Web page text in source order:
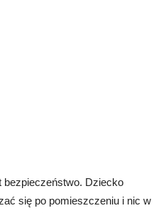
bezpieczeństwo. Dziecko
się po pomieszczeniu i nic w